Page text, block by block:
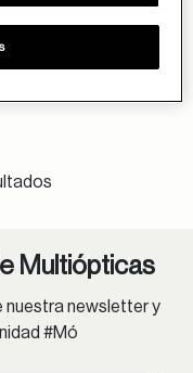
Multiópticas
nuestra newsletter y
#Mó